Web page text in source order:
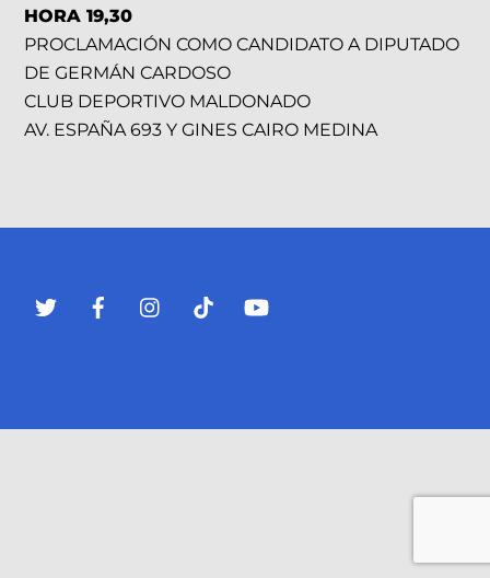
HORA 19,30
PROCLAMACIÓN COMO CANDIDATO A DIPUTADO
DE GERMÁN CARDOSO
CLUB DEPORTIVO MALDONADO
AV. ESPAÑA 693 Y GINES CAIRO MEDINA